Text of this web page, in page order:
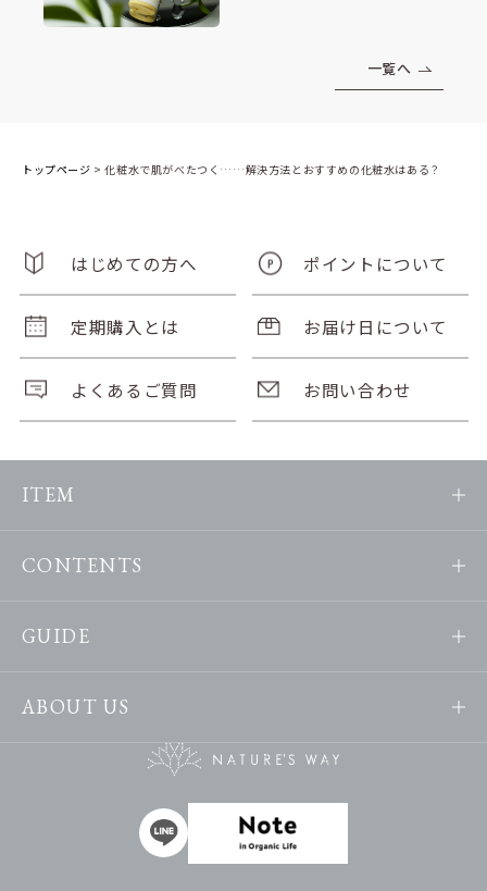
一覧へ
トップページ > 化粧水で肌がべたつく……解決方法とおすすめの化粧水はある？
はじめての方へ ポイントについて
定期購入とは お届け日について
よくあるご質問 お問い合わせ
ITEM
CONTENTS
GUIDE
ABOUT US